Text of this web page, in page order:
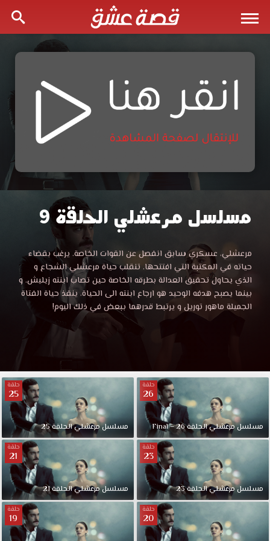
مسلسل
مرعشلي
الحلقة
9
قصة
عشق
مسلسل مرعشلي الحلقة 9
مشاهدة
مسلسل
مرعشلي
الحلقة
9
مرعشلي،
سابق
انفصل
عن
القوات
الخاصة.
يرغب
بقضاء
حياته
في
مرعشلي، عسكري سابق انفصل عن القوات الخاصة. يرغب بقضاء
حياته في المكتبة التي افتتحها. تنقلب حياة مرعشلي الشجاع و
الذي يحاول تحقيق العدالة بطرقه الخاصة حين تصاب ابنته زيليش. و
بينما يصبح هدفه الوحيد هو ارجاع ابنته الى الحياة، ينقذ حياة الفتاة
الجميلة ماهور توريل و يرتبط قدرهما ببعض في ذلك اليوم!
حلقة
26
مسلسلمرعشليالحلقة26
–
Final
حلقة
25
مسلسلمرعشليالحلقة25
حلقة
23
مسلسلمرعشليالحلقة23
حلقة
21
مسلسلمرعشليالحلقة21
حلقة
20
حلقة
19